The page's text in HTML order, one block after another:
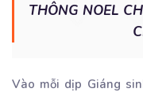
THÔNG NOEL
Vào mỗi dịp Giáng